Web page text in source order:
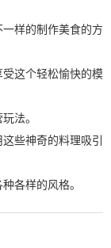
样的制作美食的方
这个轻松愉快的模
法。
些神奇的料理吸引
各样的风格。